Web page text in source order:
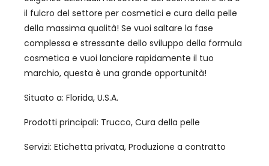
il fulcro del settore per cosmetici e cura della pelle
della massima qualità! Se vuoi saltare la fase
complessa e stressante dello sviluppo della formula
cosmetica e vuoi lanciare rapidamente il tuo
marchio, questa è una grande opportunità!
Situato a: Florida, U.S.A.
Prodotti principali: Trucco, Cura della pelle
Servizi: Etichetta privata, Produzione a contratto